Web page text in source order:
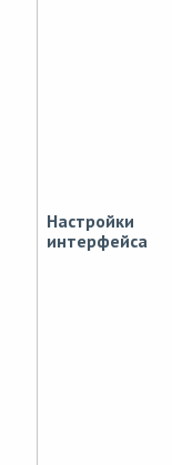
Настройки
интерфейса